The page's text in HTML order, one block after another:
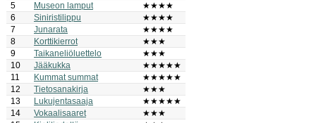
5
Museon lamput
★★★★
6
Siniristilippu
★★★★
7
Junarata
★★★★
8
Korttikierrot
★★★
9
Taikaneliöluettelo
★★★
10
Jääkukka
★★★★★
11
Kummat summat
★★★★★
12
Tietosanakirja
★★★
13
Lukujentasaaja
★★★★★
14
Vokaalisaaret
★★★